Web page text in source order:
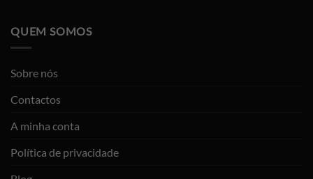
QUEM SOMOS
Sobre nós
Contactos
A minha conta
Política de privacidade